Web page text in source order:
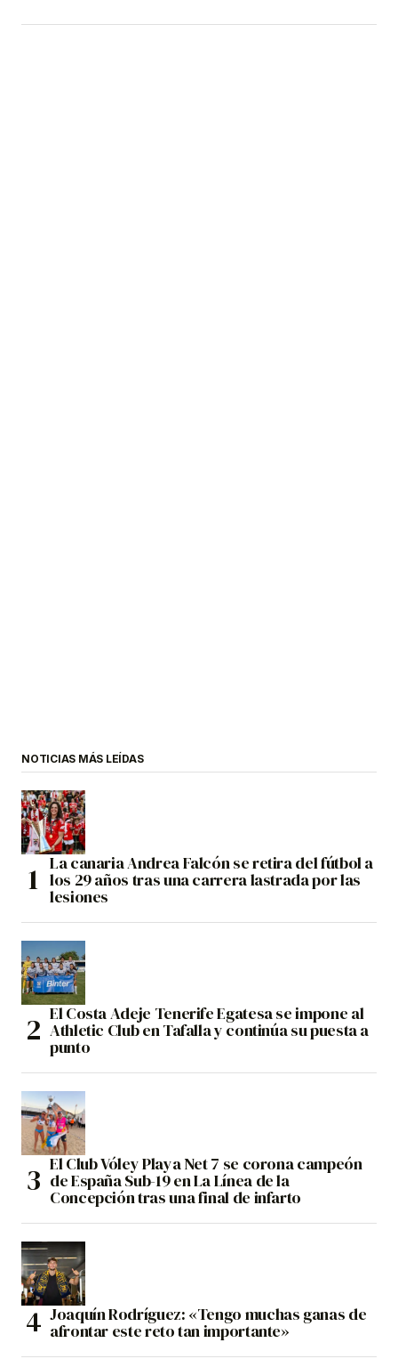
NOTICIAS MÁS LEÍDAS
La canaria Andrea Falcón se retira del fútbol a
los 29 años tras una carrera lastrada por las
lesiones
El Costa Adeje Tenerife Egatesa se impone al
Athletic Club en Tafalla y continúa su puesta a
punto
El Club Vóley Playa Net 7 se corona campeón
de España Sub-19 en La Línea de la
Concepción tras una final de infarto
Joaquín Rodríguez: «Tengo muchas ganas de
afrontar este reto tan importante»